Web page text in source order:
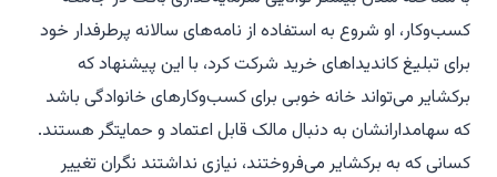
کسب‌وکار، او شروع به استفاده از نامه‌های سالانه پرطرفدار خود
برای تبلیغ کاندیداهای خرید شرکت کرد، با این پیشنهاد که
برکشایر می‌تواند خانه خوبی برای کسب‌وکارهای خانوادگی باشد
که سهامدارانشان به دنبال مالک قابل اعتماد و حمایتگر هستند.
کسانی که به برکشایر می‌فروختند، نیازی نداشتند نگران تغییر